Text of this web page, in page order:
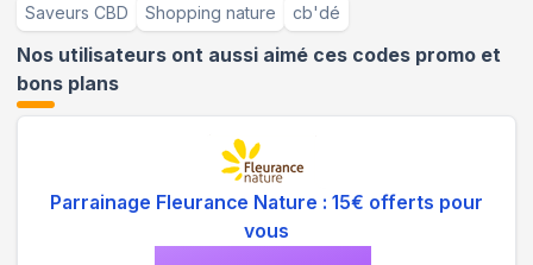
Saveurs CBD Shopping nature cb'dé
Nos utilisateurs ont aussi aimé ces codes promo et
bons plans
Parrainage Fleurance Nature : 15€ offerts pour
vous